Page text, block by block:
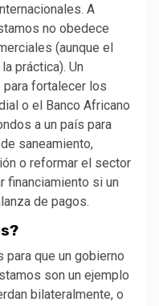
A
no obedece
(aunque el
práctica). Un
fortalecer los
o el Banco Africano
a un país para
saneamiento,
o reformar el sector
financiamiento si un
de pagos.
para que un gobierno
son un ejemplo
bilateralmente, o